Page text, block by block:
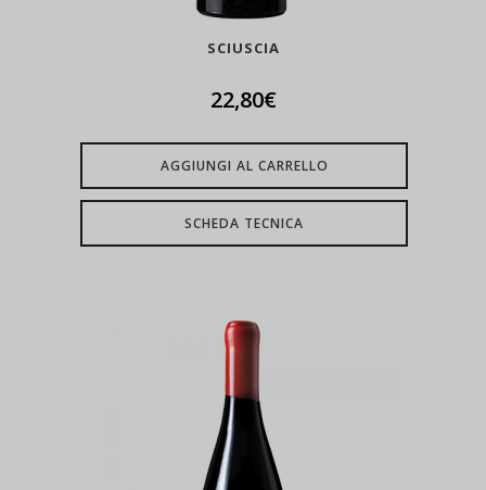
SCIUSCIA
22,80€
AGGIUNGI AL CARRELLO
SCHEDA TECNICA